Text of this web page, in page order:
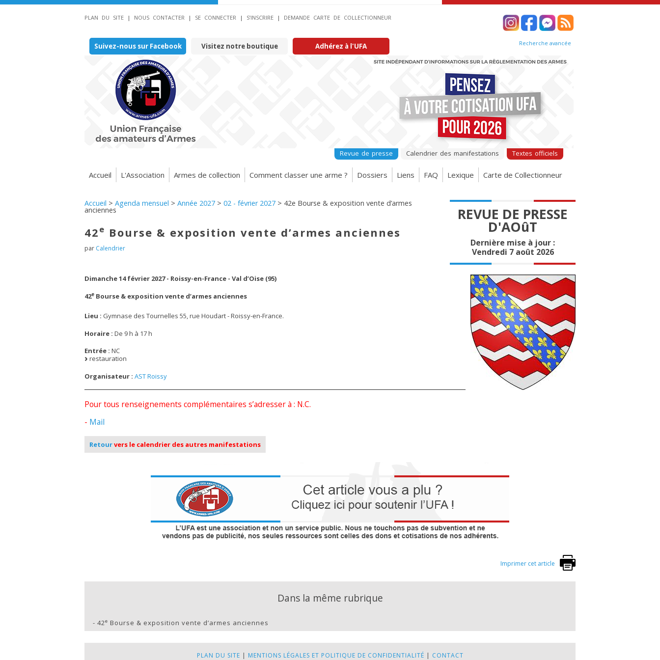
PLAN DU SITE | NOUS CONTACTER | SE CONNECTER | S’INSCRIRE | DEMANDE CARTE DE COLLECTIONNEUR
Suivez-nous sur Facebook Visitez notre boutique Adhérez à l'UFA Recherche avancée
Revue de presse Calendrier des manifestations Textes officiels
Accueil L'Association Armes de collection Comment classer une arme ? Dossiers Liens FAQ Lexique Carte de Collectionneur
REVUE DE PRESSE
D'AOûT
Dernière mise à jour :
Vendredi 7 août 2026
Accueil > Agenda mensuel > Année 2027 > 02 - février 2027 > 42e Bourse & exposition vente d’armes
anciennes
42e Bourse & exposition vente d’armes anciennes
par Calendrier
Dimanche 14 février 2027 - Roissy-en-France - Val d’Oise (95)
42e Bourse & exposition vente d’armes anciennes
Lieu : Gymnase des Tournelles 55, rue Houdart - Roissy-en-France.
Horaire : De 9 h à 17 h
Entrée : NC
restauration
Organisateur : AST Roissy
Pour tous renseignements complémentaires s’adresser à : N.C.
- Mail
Retourvers le calendrier des autres manifestations
Imprimer cet article
Dans la même rubrique
- 42e Bourse & exposition vente d’armes anciennes
PLAN DU SITE | MENTIONS LÉGALES ET POLITIQUE DE CONFIDENTIALITÉ | CONTACT